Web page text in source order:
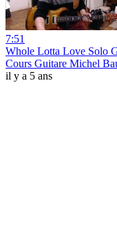
7:51
Whole Lotta Love Solo
Cours Guitare Michel
il y a 5 ans